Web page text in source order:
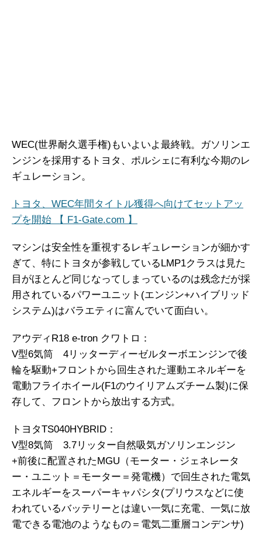
WEC(世界耐久選手権)もいよいよ最終戦。ガソリンエ
ンジンを採用するトヨタ、ポルシェに有利な今期のレ
ギュレーション。
トヨタ、WEC年間タイトル獲得へ向けてセットアッ
プを開始 【 F1-Gate.com 】
マシンは安全性を重視するレギュレーションが細かす
ぎて、特にトヨタが参戦しているLMP1クラスは見た
目がほとんど同じなってしまっているのは残念だが採
用されているパワーユニット(エンジン+ハイブリッド
システム)はバラエティに富んでいて面白い。
アウディR18 e-tron クワトロ：
V型6気筒 4リッターディーゼルターボエンジンで後
輪を駆動+フロントから回生された運動エネルギーを
電動フライホイール(F1のウイリアムズチーム製)に保
存して、フロントから放出する方式。
トヨタTS040HYBRID：
V型8気筒 3.7リッター自然吸気ガソリンエンジン
+前後に配置されたMGU（モーター・ジェネレータ
ー・ユニット＝モーター＝発電機）で回生された電気
エネルギーをスーパーキャパシタ(プリウスなどに使
われているバッテリーとは違い一気に充電、一気に放
電できる電池のようなもの＝電気二重層コンデンサ)